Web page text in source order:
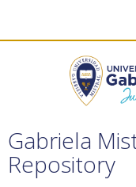
Gabriela
Repository